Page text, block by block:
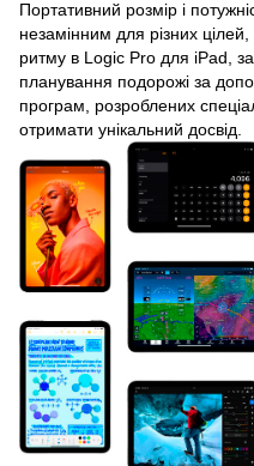
Портативний розмір і
незамінним для різних
ритму в Logic Pro для iPad,
планування подорожі за
програм, розроблених
отримати унікальний досвід.